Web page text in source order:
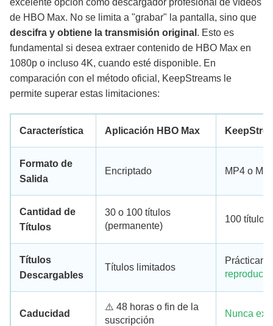
excelente opción como descargador profesional de vídeos
de HBO Max. No se limita a "grabar" la pantalla, sino que
descifra y obtiene la transmisión original . Esto es
fundamental si desea extraer contenido de HBO Max en
1080p o incluso 4K, cuando esté disponible. En
comparación con el método oficial, KeepStreams le
permite superar estas limitaciones:
Característica Aplicación HBO Max
Formato de
Salida
Encriptado MP4 o
Cantidad de
Títulos
30 o 100 títulos
(permanente)
100 títulos
Títulos
Descargables
Títulos limitados
Caducidad
⚠️ 48 horas o fin de la
suscripción
Nunca